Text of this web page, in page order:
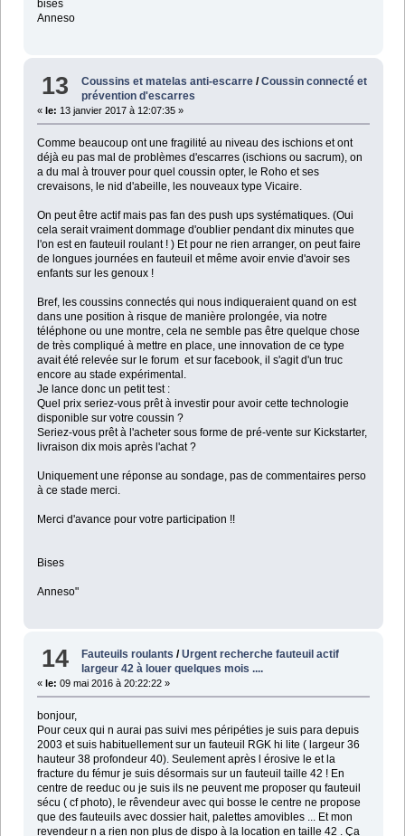
bises
Anneso
13 Coussins et matelas anti-escarre /Coussin connecté et
prévention d'escarres
« le: 13 janvier 2017 à 12:07:35 »
Comme beaucoup ont une fragilité au niveau des ischions et ont
déjà eu pas mal de problèmes d'escarres (ischions ou sacrum), on
a du mal à trouver pour quel coussin opter, le Roho et ses
crevaisons, le nid d'abeille, les nouveaux type Vicaire.
On peut être actif mais pas fan des push ups systématiques. (Oui
cela serait vraiment dommage d'oublier pendant dix minutes que
l'on est en fauteuil roulant ! ) Et pour ne rien arranger, on peut faire
de longues journées en fauteuil et même avoir envie d'avoir ses
enfants sur les genoux !
Bref, les coussins connectés qui nous indiqueraient quand on est
dans une position à risque de manière prolongée, via notre
téléphone ou une montre, cela ne semble pas être quelque chose
de très compliqué à mettre en place, une innovation de ce type
avait été relevée sur le forum et sur facebook, il s'agit d'un truc
encore au stade expérimental.
Je lance donc un petit test :
Quel prix seriez-vous prêt à investir pour avoir cette technologie
disponible sur votre coussin ?
Seriez-vous prêt à l'acheter sous forme de pré-vente sur Kickstarter,
livraison dix mois après l'achat ?
Uniquement une réponse au sondage, pas de commentaires perso
à ce stade merci.
Merci d'avance pour votre participation !!
Bises
Anneso"
14 Fauteuils roulants /Urgent recherche fauteuil actif
largeur 42 à louer quelques mois ....
« le: 09 mai 2016 à 20:22:22 »
bonjour,
Pour ceux qui n aurai pas suivi mes péripéties je suis para depuis
2003 et suis habituellement sur un fauteuil RGK hi lite ( largeur 36
hauteur 38 profondeur 40). Seulement après l érosive le et la
fracture du fémur je suis désormais sur un fauteuil taille 42 ! En
centre de reeduc ou je suis ils ne peuvent me proposer qu fauteuil
sécu ( cf photo), le rêvendeur avec qui bosse le centre ne propose
que des fauteuils avec dossier hait, palettes amovibles ... Et mon
revendeur n a rien non plus de dispo à la location en taille 42 . Ça